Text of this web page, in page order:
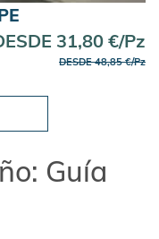
31,80 €/Pz
DESDE 48,85 €/Pz
Guía